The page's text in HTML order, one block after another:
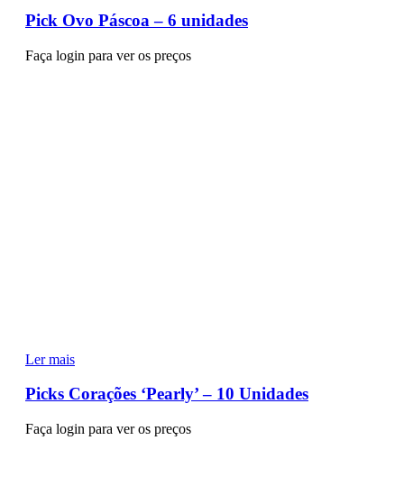
Pick Ovo Páscoa – 6 unidades
Faça login para ver os preços
Ler mais
Picks Corações ‘Pearly’ – 10 Unidades
Faça login para ver os preços